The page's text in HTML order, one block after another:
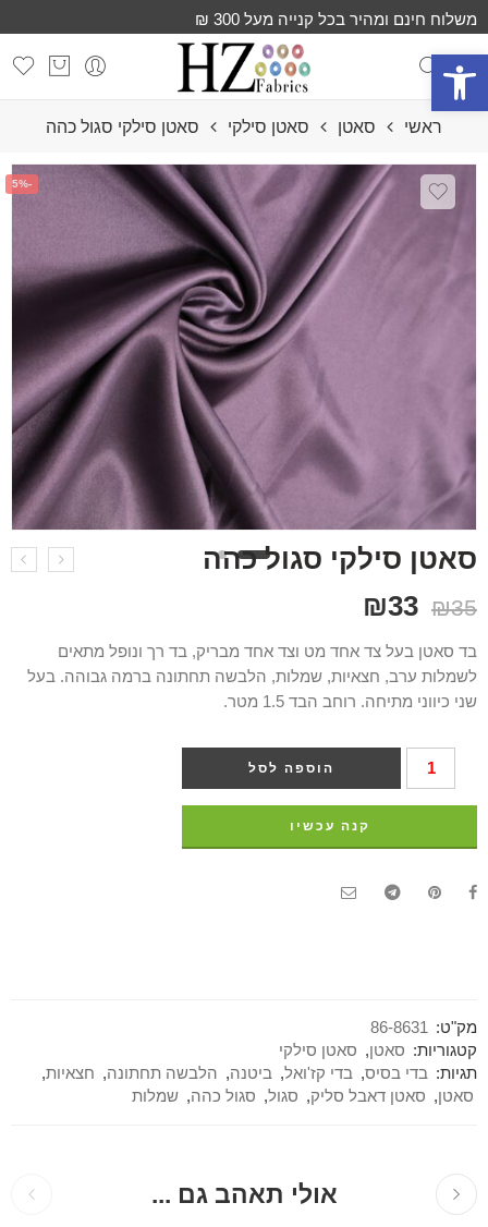
פתח סרגל נגישות
משלוח חינם ומהיר בכל קנייה מעל 300 ₪
ראשי סאטן סאטן סילקי סאטן סילקי סגול כהה
-5%
סאטן סילקי סגול כהה
₪35
₪33
בד סאטן בעל צד אחד מט וצד אחד מבריק, בד רך ונופל מתאים
לשמלות ערב, חצאיות, שמלות, הלבשה תחתונה ברמה גבוהה. בעל
שני כיווני מתיחה. רוחב הבד 1.5 מטר.
הוספה לסל
קנה עכשיו
מק"ט:
86-8631
קטגוריות: סאטן, סאטן סילקי
תגיות: בדי בסיס, בדי קז'ואל, ביטנה, הלבשה תחתונה, חצאיות,
סאטן, סאטן דאבל סליק, סגול, סגול כהה, שמלות
אולי תאהב גם ...